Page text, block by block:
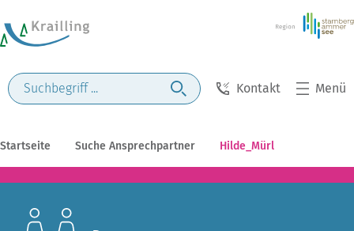
Kontakt Menü
Startseite Suche Ansprechpartner Hilde_Mürl